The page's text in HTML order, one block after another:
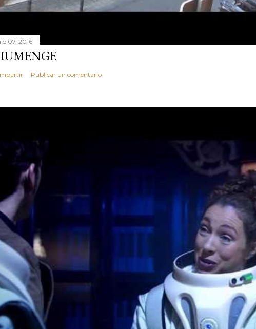
07, 2016
Publicar un comentario